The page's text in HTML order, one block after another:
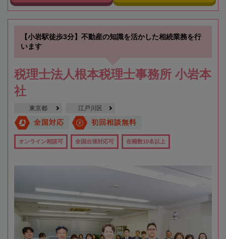
【小岩駅徒歩3分】不動産の知識を活かした相続業務を行
います
税理士法人根本税理士事務所 小岩本
社
東京都 江戸川区
全国対応 初回相談無料
オンライン相談可 全国出張対応可 在籍数10名以上